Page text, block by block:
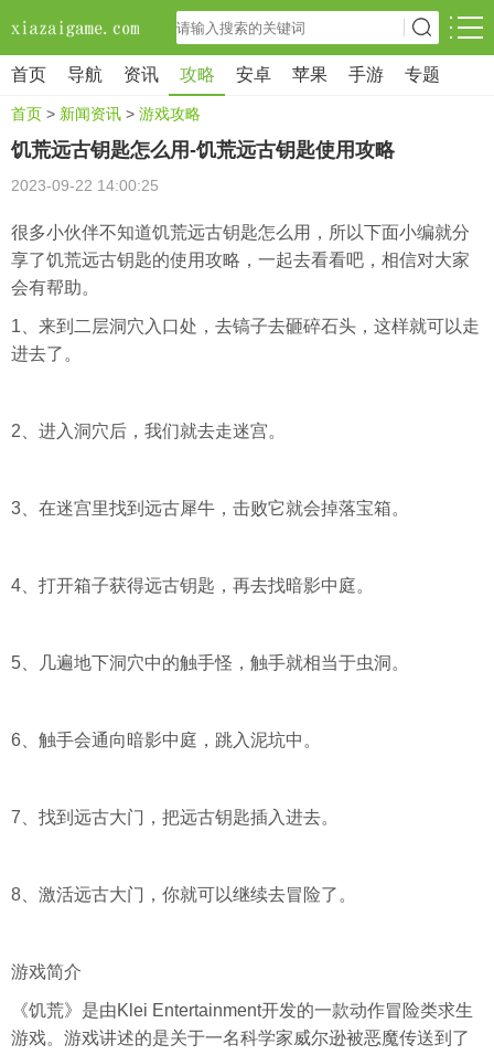
首页 导航 资讯 攻略 安卓 苹果 手游 专题
首页 > 新闻资讯 > 游戏攻略
饥荒远古钥匙怎么用-饥荒远古钥匙使用攻略
2023-09-22 14:00:25
很多小伙伴不知道饥荒远古钥匙怎么用，所以下面小编就分
享了饥荒远古钥匙的使用攻略，一起去看看吧，相信对大家
会有帮助。
1、来到二层洞穴入口处，去镐子去砸碎石头，这样就可以走
进去了。
2、进入洞穴后，我们就去走迷宫。
3、在迷宫里找到远古犀牛，击败它就会掉落宝箱。
4、打开箱子获得远古钥匙，再去找暗影中庭。
5、几遍地下洞穴中的触手怪，触手就相当于虫洞。
6、触手会通向暗影中庭，跳入泥坑中。
7、找到远古大门，把远古钥匙插入进去。
8、激活远古大门，你就可以继续去冒险了。
游戏简介
《饥荒》是由Klei Entertainment开发的一款动作冒险类求生
游戏。游戏讲述的是关于一名科学家威尔逊被恶魔传送到了